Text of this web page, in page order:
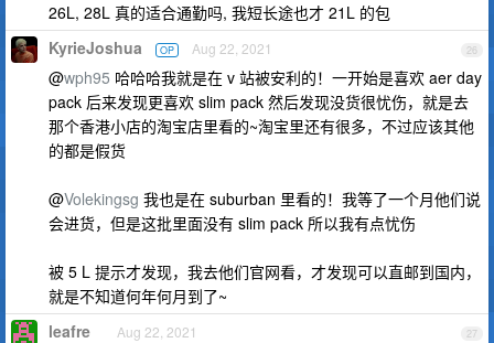
26L, 28L 真的适合通勤吗, 我短长途也才 21L 的包
26
KyrieJoshua OP Aug 22, 2021
@wph95 哈哈哈我就是在 v 站被安利的！一开始是喜欢 aer day
pack 后来发现更喜欢 slim pack 然后发现没货很忧伤，就是去
那个香港小店的淘宝店里看的~淘宝里还有很多，不过应该其他
的都是假货
@Volekingsg 我也是在 suburban 里看的！我等了一个月他们说
会进货，但是这批里面没有 slim pack 所以我有点忧伤
被 5 L 提示才发现，我去他们官网看，才发现可以直邮到国内，
就是不知道何年何月到了~
27
leafre Aug 22, 2021